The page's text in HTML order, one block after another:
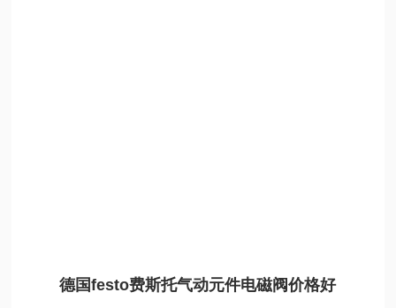
德国festo费斯托气动元件电磁阀价格好